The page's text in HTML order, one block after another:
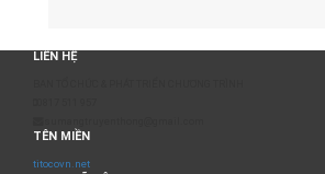
LIÊN HỆ
TÊN MIỀN
titocovn.net